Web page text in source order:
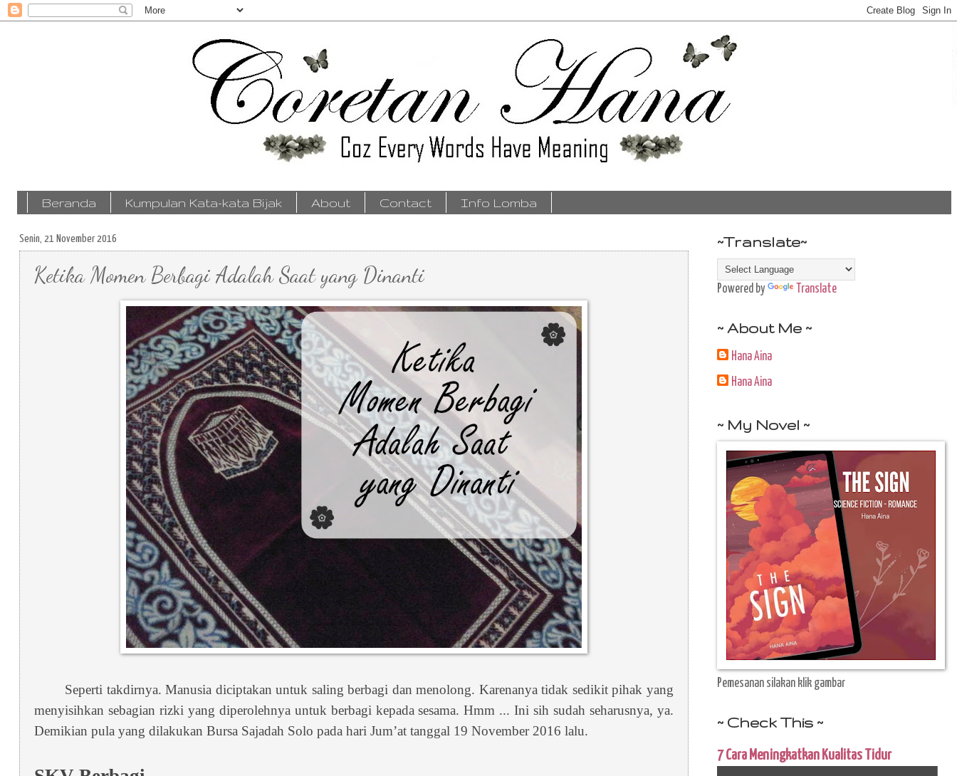
Beranda Kumpulan Kata-kata Bijak About Contact Info Lomba
Senin, 21 November 2016
Ketika Momen Berbagi Adalah Saat yang Dinanti
Seperti takdirnya. Manusia diciptakan untuk saling berbagi dan menolong. Karenanya tidak sedikit pihak yang
menyisihkan sebagian rizki yang diperolehnya untuk berbagi kepada sesama. Hmm ... Ini sih sudah seharusnya, ya.
Demikian pula yang dilakukan Bursa Sajadah Solo pada hari Jum’at tanggal 19 November 2016 lalu.
~Translate~
Powered by Translate
~ About Me ~
Hana Aina
Hana Aina
~ My Novel ~
Pemesanan silakan klik gambar
~ Check This ~
7 Cara Meningkatkan Kualitas Tidur